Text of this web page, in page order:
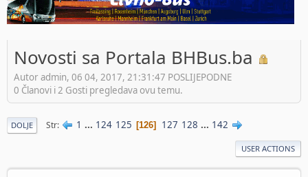
Novosti sa Portala BHBus.ba
Autor admin, 06 04, 2017, 21:31:47 POSLIJEPODNE
0 Članovi i 2 Gosti pregledava ovu temu.
DOLJE Str 1 ... 124 125 126 127 128 ... 142
USER ACTIONS